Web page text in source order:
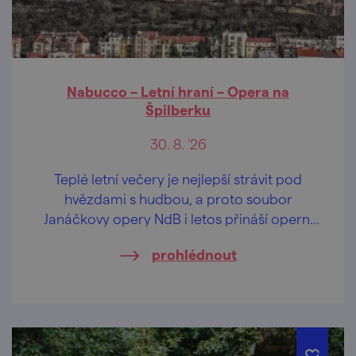
Nabucco – Letní hraní – Opera na
Špilberku
30. 8. '26
Teplé letní večery je nejlepší strávit pod
hvězdami s hudbou, a proto soubor
Janáčkovy opery NdB i letos přináší operní
hradu Špilberk.
prohlédnout